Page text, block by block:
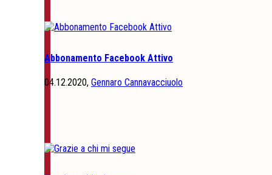
Abbonamento Facebook Attivo
04.12.2020, Gennaro Cannavacciuolo